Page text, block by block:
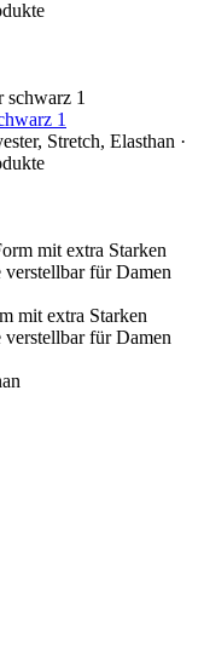
1
Stretch, Elasthan ·
mit extra Starken
für Damen